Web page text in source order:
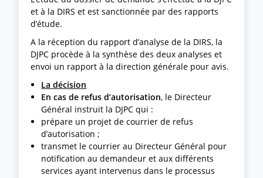
et à la DIRS et est sanctionnée par des rapports
d’étude.
A la réception du rapport d’analyse de la DIRS, la
DJPC procède à la synthèse des deux analyses et
envoi un rapport à la direction générale pour avis.
La décision
En cas de refus d’autorisation, le Directeur
Général instruit la DJPC qui :
prépare un projet de courrier de refus
d’autorisation ;
transmet le courrier au Directeur Général pour
notification au demandeur et aux différents
services ayant intervenus dans le processus